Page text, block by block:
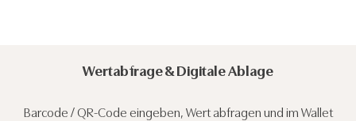
Wertabfrage & Digitale Ablage
Barcode / QR-Code eingeben, Wert abfragen und im Wallet